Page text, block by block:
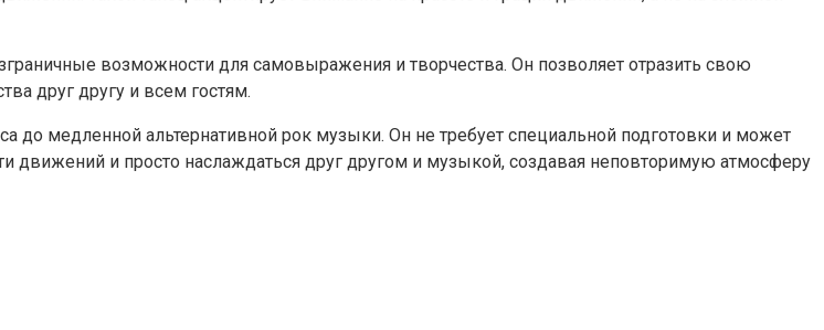
возможности для самовыражения и творчества. Он позволяет отразить свою
друг другу и всем гостям.
до медленной альтернативной рок музыки. Он не требует специальной подготовки и может
движений и просто наслаждаться друг другом и музыкой, создавая неповторимую атмосферу